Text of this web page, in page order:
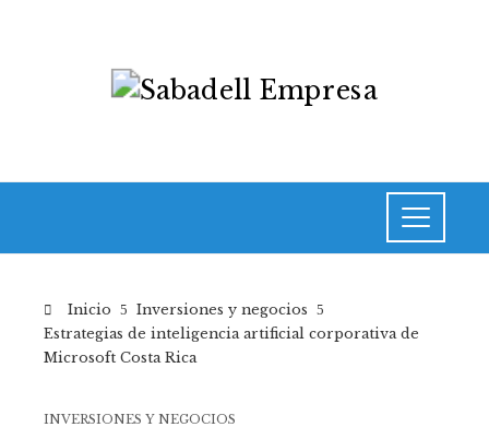
Inicio
Inversiones y negocios
Estrategias de inteligencia artificial corporativa de
Microsoft Costa Rica
INVERSIONES Y NEGOCIOS